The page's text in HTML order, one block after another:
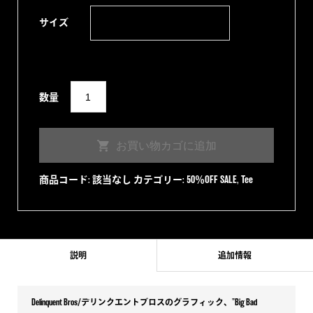
し
た。
で
す。
サイズ
数量
Bad
Wolf
お買い物カゴに追加
商品コード:該当なし カテゴリー:50％OFF SALE, Tee
説明 追加情報
Delinquent Bros/デリンクエントブロスのグラフィック、”Big Bad